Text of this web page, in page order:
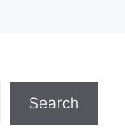
Search